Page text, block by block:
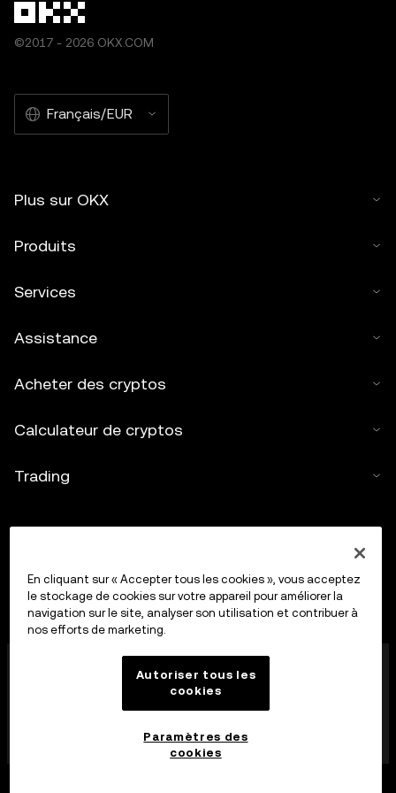
©2017 - 2026 OKX.COM
Français/EUR
Plus sur OKX
Produits
Services
Assistance
Acheter des cryptos
Calculateur de cryptos
Trading
OkX Europe Limited, opérant sous le nom commercial
OKX, est désormais une plateforme de trading de
cryptoactifs autorisée en tant que Fournisseur de
services de cryptoactifs par la MFSA conformément à
l’article 28 de la loi sur les marchés de cryptoactifs
(chapitre 647 des lois de Malte).
En cliquant sur « Accepter tous les cookies », vous acceptez
le stockage de cookies sur votre appareil pour améliorer la
navigation sur le site, analyser son utilisation et contribuer à
nos efforts de marketing.
Autoriser tous les
cookies
Paramètres des
cookies